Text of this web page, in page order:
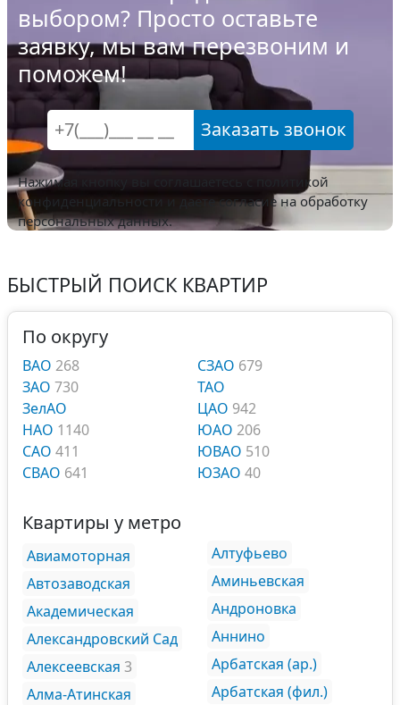
выбором? Просто оставьте
заявку, мы вам перезвоним и
поможем!
Заказать звонок
Нажимая кнопку вы соглашаетесь с
политикой
конфиденциальности и даете согласие на обработку
персональных данных.
БЫСТРЫЙ ПОИСК КВАРТИР
По округу
ВАО 268
ЗАО 730
ЗелАО
НАО 1140
САО 411
СВАО 641
СЗАО 679
ТАО
ЦАО 942
ЮАО 206
ЮВАО 510
ЮЗАО 40
Квартиры у метро
Авиамоторная
Автозаводская
Академическая
Александровский Сад
Алексеевская 3
Алма-Атинская
Алтуфьево
Аминьевская
Андроновка
Аннино
Арбатская (ар.)
Арбатская (фил.)